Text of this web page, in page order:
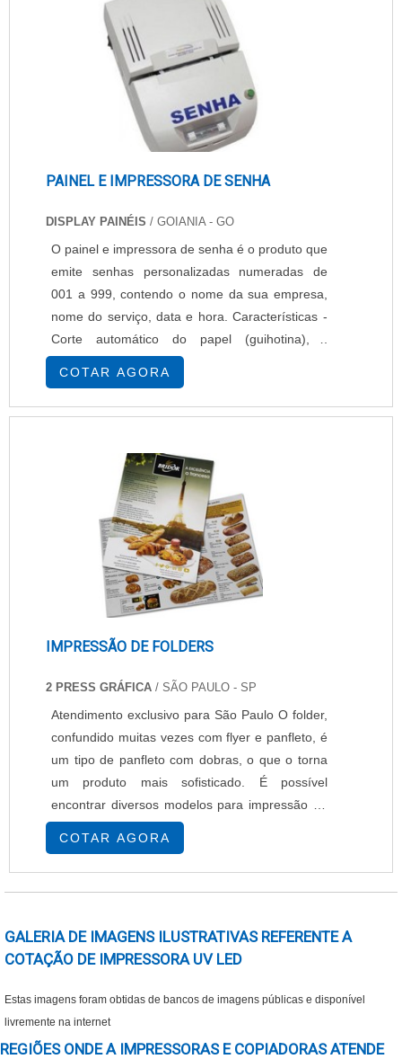
equipamentos. A placa de circuito....
PAINEL E IMPRESSORA DE SENHA
DISPLAY PAINÉIS / GOIANIA - GO
O painel e impressora de senha é o produto que
emite senhas personalizadas numeradas de
001 a 999, contendo o nome da sua empresa,
nome do serviço, data e hora. Características -
Corte automático do papel (guihotina), -
Capacidade para 4 serviços, - Largura da
VAC automática, - Método de impressão:
100 mm/s, - Comunicação: Serial padrão RS....
COTAR AGORA
IMPRESSÃO DE FOLDERS
2 PRESS GRÁFICA / SÃO PAULO - SP
Atendimento exclusivo para São Paulo O folder,
confundido muitas vezes com flyer e panfleto, é
um tipo de panfleto com dobras, o que o torna
um produto mais sofisticado. É possível
encontrar diversos modelos para impressão de
folders. Quanto a sua dobradora, é importante
que tenha o tamanho adequado e plano.
Quando as dimensões não estão adequadas, o
folder não fica plano quando fechado, mas sim
COM IMPR....
COTAR AGORA
GALERIA DE IMAGENS ILUSTRATIVAS REFERENTE A
COTAÇÃO DE IMPRESSORA UV LED
Estas imagens foram obtidas de bancos de imagens públicas e disponível
livremente na internet
REGIÕES ONDE A IMPRESSORAS E COPIADORAS ATENDE